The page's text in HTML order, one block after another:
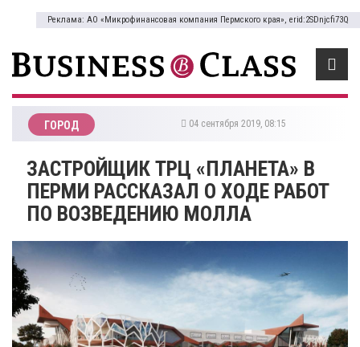
Реклама: АО «Микрофинансовая компания Пермского края», erid:2SDnjcfi73Q
ГОРОД 04 сентября 2019, 08:15
ЗАСТРОЙЩИК ТРЦ «ПЛАНЕТА» В
ПЕРМИ РАССКАЗАЛ О ХОДЕ РАБОТ
ПО ВОЗВЕДЕНИЮ МОЛЛА